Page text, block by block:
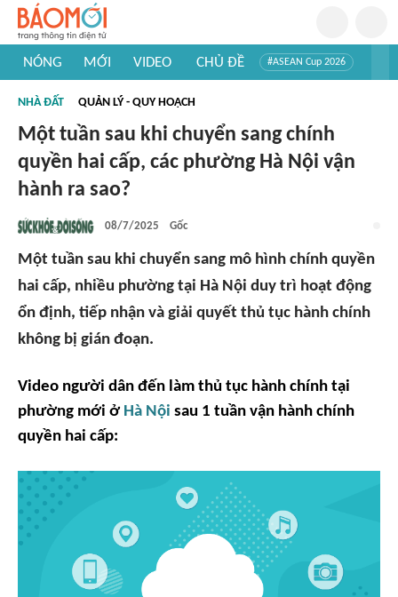
NÓNG MỚI VIDEO CHỦ ĐỀ #ASEAN Cup 2026
#Khám phá thế giới
NHÀ ĐẤT QUẢN LÝ - QUY HOẠCH
Một tuần sau khi chuyển sang chính
quyền hai cấp, các phường Hà Nội vận
hành ra sao?
08/7/2025 Gốc
Một tuần sau khi chuyển sang mô hình chính quyền
hai cấp, nhiều phường tại Hà Nội duy trì hoạt động
ổn định, tiếp nhận và giải quyết thủ tục hành chính
không bị gián đoạn.
Video người dân đến làm thủ tục hành chính tại
phường mới ở Hà Nội sau 1 tuần vận hành chính
quyền hai cấp: